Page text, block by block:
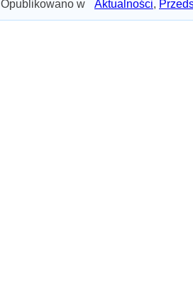
Opublikowano w Aktualności,